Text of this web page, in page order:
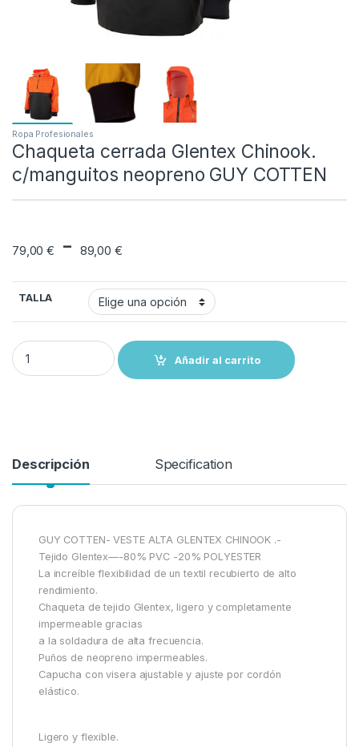
Ropa Profesionales
Chaqueta cerrada Glentex Chinook.
c/manguitos neopreno GUY COTTEN
79,00€ - 89,00 €Rango de precios:
TALLA
Chaqueta cerrada Glentex Chinook. c/manguitos neopreno GUY
Añadir al carrito
Descripción Specification
GUY COTTEN- VESTE ALTA GLENTEX CHINOOK .-
Tejido Glentex—-80% PVC -20% POLYESTER
La increíble flexibilidad de un textil recubierto de alto
rendimiento.
Chaqueta de tejido Glentex, ligero y completamente
impermeable gracias
a la soldadura de alta frecuencia.
Puños de neopreno impermeables.
Capucha con visera ajustable y ajuste por cordón
elástico.
Ligero y flexible.